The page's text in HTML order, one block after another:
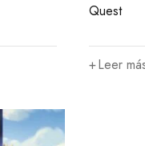
Quest
Leer